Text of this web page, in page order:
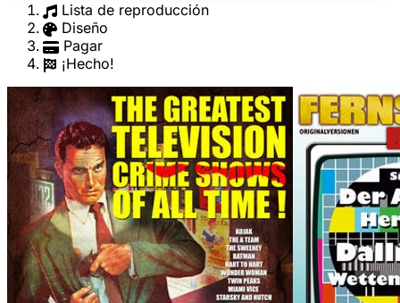
Lista de reproducción
Diseño
Pagar
¡Hecho!